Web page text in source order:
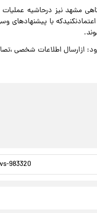
مشهد نیز درحاشیه عملیات
با پیشنهادهای
ازارسال اطلاعات شخصی